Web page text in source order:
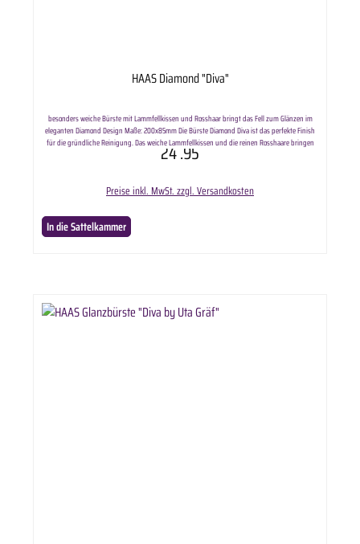
HAAS Diamond "Diva"
besonders weiche Bürste mit Lammfellkissen und Rosshaar bringt das Fell zum Glänzen im
eleganten Diamond Design Maße: 200x85mm Die Bürste Diamond Diva ist das perfekte Finish
für die gründliche Reinigung. Das weiche Lammfellkissen und die reinen Rosshaare bringen
strahlenden Glanz in das Fell. Lieferumfang: HAAS Glanzbürste " Diamond Diva" in
24.95
Preise inkl. MwSt. zzgl. Versandkosten
In die Sattelkammer